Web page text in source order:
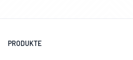
PRODUKTE